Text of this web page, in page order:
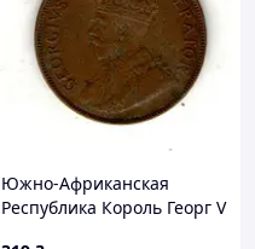
Южно-Африканская
Республика Король Георг V